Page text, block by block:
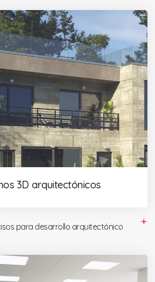
3D arquitectónicos
para desarrollo arquitectónico